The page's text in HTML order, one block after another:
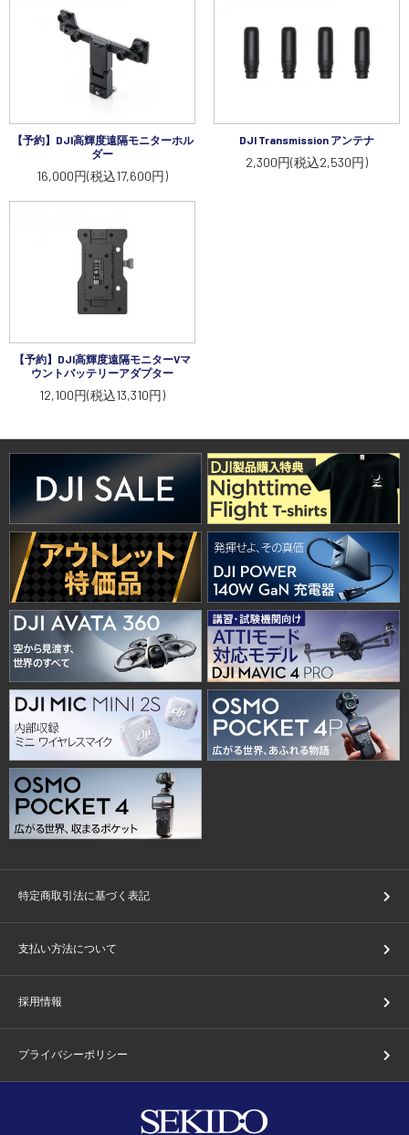
【予約】DJI高輝度遠隔モニターホル
ダー
16,000円(税込17,600円)
DJI Transmission アンテナ
2,300円(税込2,530円)
【予約】DJI高輝度遠隔モニターVマ
ウントバッテリーアダプター
12,100円(税込13,310円)
特定商取引法に基づく表記
支払い方法について
採用情報
プライバシーポリシー